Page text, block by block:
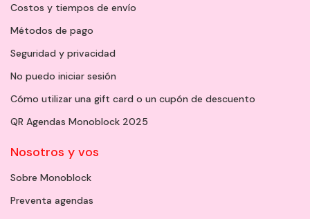
Costos y tiempos de envío
Métodos de pago
Seguridad y privacidad
No puedo iniciar sesión
Cómo utilizar una gift card o un cupón de descuento
QR Agendas Monoblock 2025
Nosotros y vos
Sobre Monoblock
Preventa agendas